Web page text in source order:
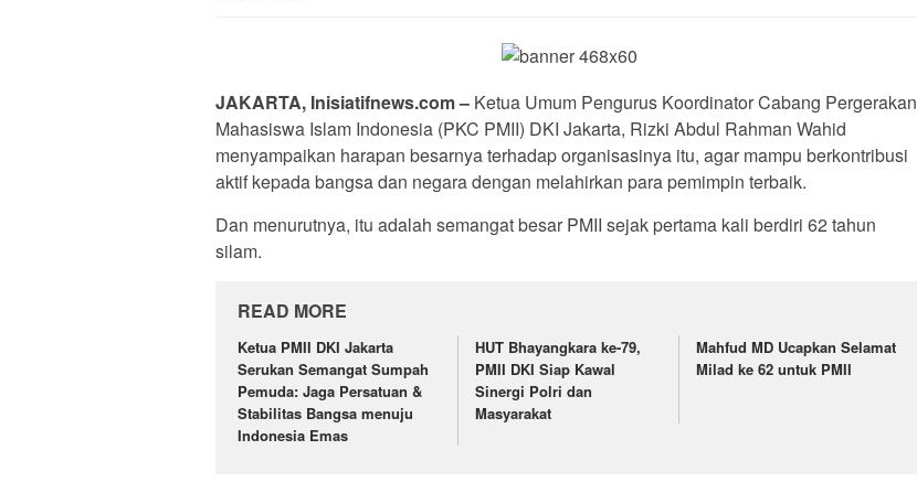
JAKARTA, Inisiatifnews.com – Ketua Umum Pengurus Koordinator Cabang Pergerakan
Mahasiswa Islam Indonesia (PKC PMII) DKI Jakarta, Rizki Abdul Rahman Wahid
menyampaikan harapan besarnya terhadap organisasinya itu, agar mampu berkontribusi
aktif kepada bangsa dan negara dengan melahirkan para pemimpin terbaik.
Dan menurutnya, itu adalah semangat besar PMII sejak pertama kali berdiri 62 tahun
silam.
READ MORE
Ketua PMII DKI Jakarta
Serukan Semangat Sumpah
Pemuda: Jaga Persatuan &
Stabilitas Bangsa menuju
Indonesia Emas
HUT Bhayangkara ke-79,
PMII DKI Siap Kawal
Sinergi Polri dan
Masyarakat
Mahfud MD Ucapkan Selamat
Milad ke 62 untuk PMII